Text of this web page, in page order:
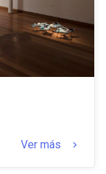
Ver más keyboard_arrow_right